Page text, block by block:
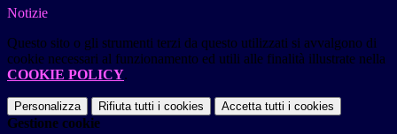
Notizie
Questo sito o gli strumenti terzi da questo utilizzati si avvalgono di
cookie necessari al funzionamento ed utili alle finalità illustrate nella
COOKIE POLICY.
Personalizza Rifiuta tutti i cookies Accetta tutti i cookies
Gestione cookie